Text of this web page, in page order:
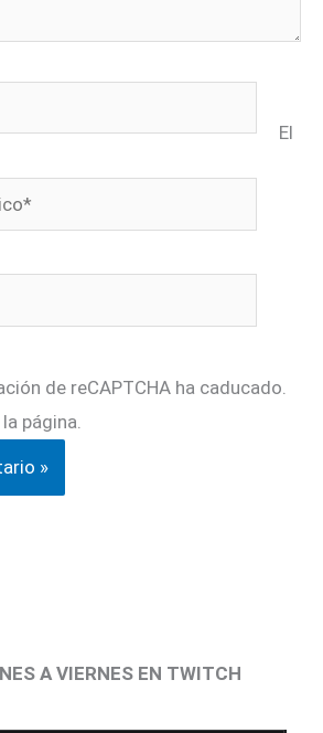
El
de reCAPTCHA ha caducado.
página.
A VIERNES EN TWITCH